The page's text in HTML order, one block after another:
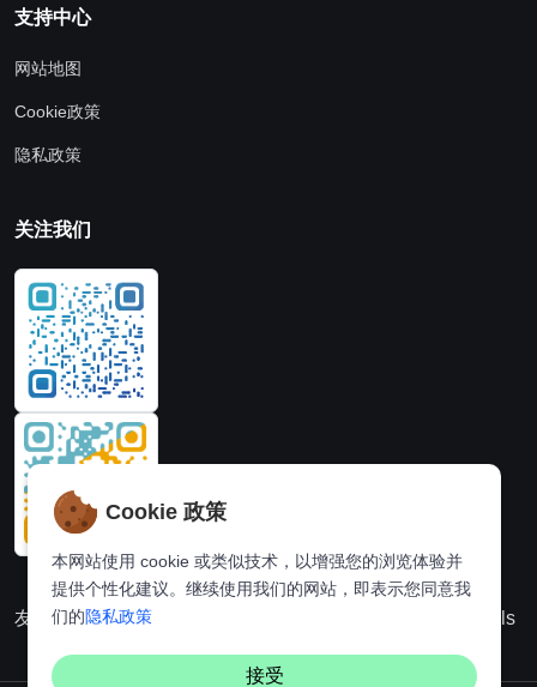
支持中心
网站地图
Cookie政策
隐私政策
关注我们
友情链接：动漫派 Hi,online tools
Cookie 政策
本网站使用 cookie 或类似技术，以增强您的浏览体验并
提供个性化建议。继续使用我们的网站，即表示您同意我
们的隐私政策
接受